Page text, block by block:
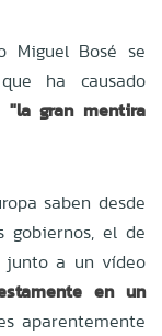
Miguel Bosé se
ha causado
"la gran mentira
saben desde
el de
junto a un vídeo
en un
aparentemente